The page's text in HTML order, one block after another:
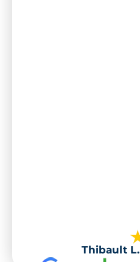
Thibault L.